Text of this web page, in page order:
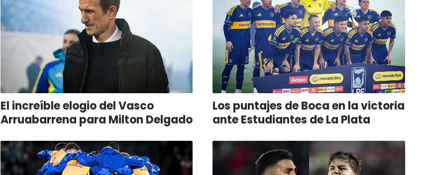
El increíble elogio del Vasco
Arruabarrena para Milton Delgado
Los puntajes de Boca en la victoria
ante Estudiantes de La Plata